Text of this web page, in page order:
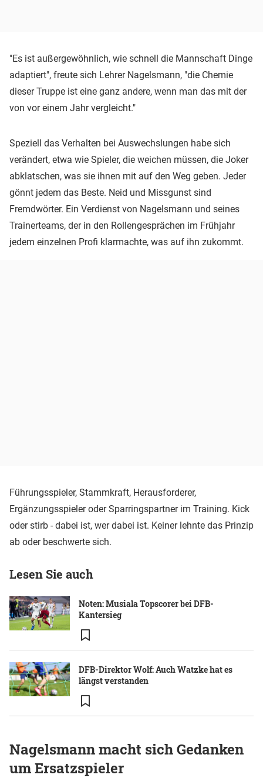
"Es ist außergewöhnlich, wie schnell die Mannschaft Dinge
adaptiert", freute sich Lehrer Nagelsmann, "die Chemie
dieser Truppe ist eine ganz andere, wenn man das mit der
von vor einem Jahr vergleicht."
Speziell das Verhalten bei Auswechslungen habe sich
verändert, etwa wie Spieler, die weichen müssen, die Joker
abklatschen, was sie ihnen mit auf den Weg geben. Jeder
gönnt jedem das Beste. Neid und Missgunst sind
Fremdwörter. Ein Verdienst von Nagelsmann und seines
Trainerteams, der in den Rollengesprächen im Frühjahr
jedem einzelnen Profi klarmachte, was auf ihn zukommt.
Führungsspieler, Stammkraft, Herausforderer,
Ergänzungsspieler oder Sparringspartner im Training. Kick
oder stirb - dabei ist, wer dabei ist. Keiner lehnte das Prinzip
ab oder beschwerte sich.
Lesen Sie auch
Noten: Musiala Topscorer bei DFB-
Kantersieg
DFB-Direktor Wolf: Auch Watzke hat es
längst verstanden
Nagelsmann macht sich Gedanken
um Ersatzspieler